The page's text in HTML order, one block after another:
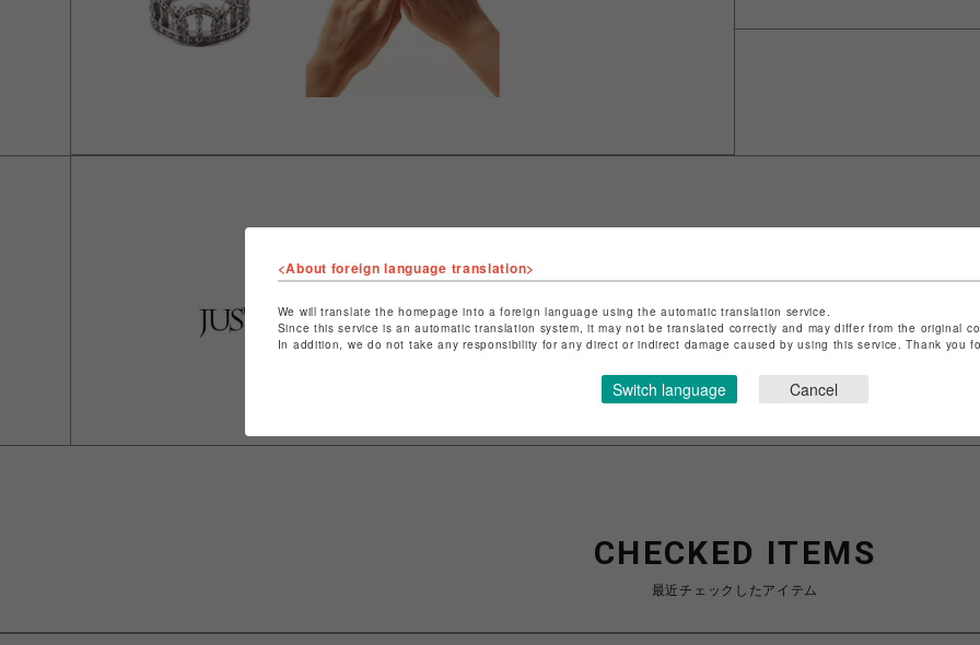
ショップ名
特定商取引法など法令に基づく表記はこちら
ショップお問い合わせはこちら
CHECKED ITEMS
最近チェックしたアイテム
<About foreign language translation>
We will translate the homepage into a foreign language using the automatic translation service.
Since this service is an automatic translation system, it may not be translated correctly and may differ from the original
In addition, we do not take any responsibility for any direct or indirect damage caused by using this service. Thank you
Switch language Cancel